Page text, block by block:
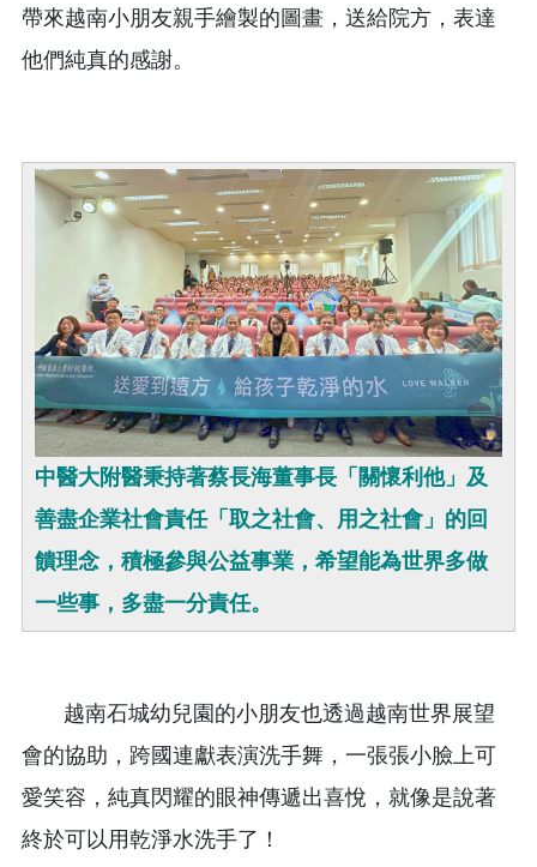
帶來越南小朋友親手繪製的圖畫，送給院方，表達
他們純真的感謝。
中醫大附醫秉持著蔡長海董事長「關懷利他」及
善盡企業社會責任「取之社會、用之社會」的回
饋理念，積極參與公益事業，希望能為世界多做
一些事，多盡一分責任。
越南石城幼兒園的小朋友也透過越南世界展望
會的協助，跨國連獻表演洗手舞，一張張小臉上可
愛笑容，純真閃耀的眼神傳遞出喜悅，就像是說著
終於可以用乾淨水洗手了！